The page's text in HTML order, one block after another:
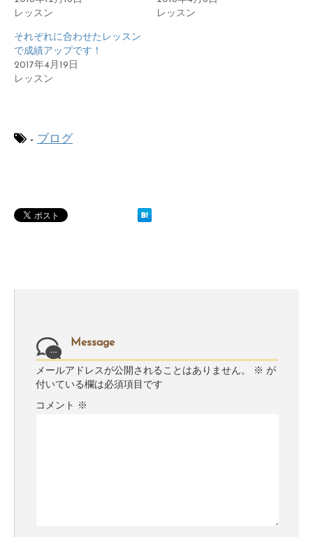
レッスン
レッスン
それぞれに合わせたレッスン
で成績アップです！
2017年4月19日
レッスン
- ブログ
Message
メールアドレスが公開されることはありません。 ※ が
付いている欄は必須項目です
コメント ※